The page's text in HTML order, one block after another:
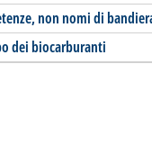
non nomi di
dei biocarburanti